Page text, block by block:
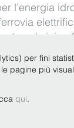
l’energia
nel vicino
attirare
la
per fini
pagine più
qui.